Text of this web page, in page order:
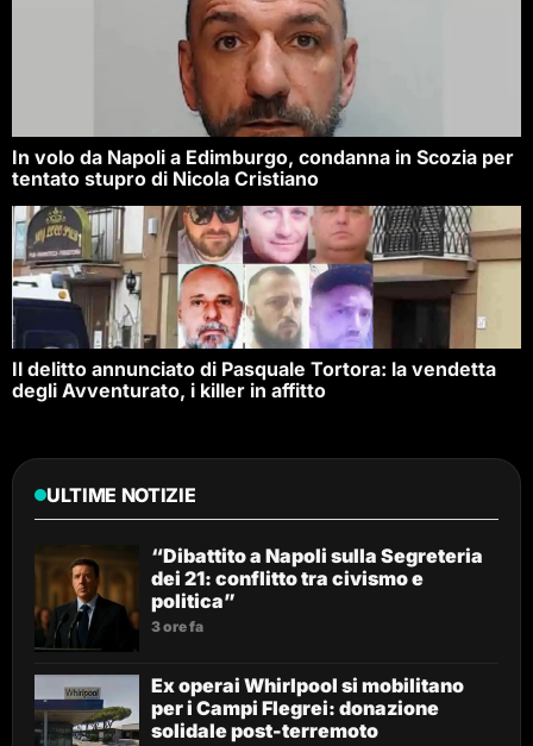
In volo da Napoli a Edimburgo, condanna in Scozia per
tentato stupro di Nicola Cristiano
Il delitto annunciato di Pasquale Tortora: la vendetta
degli Avventurato, i killer in affitto
ULTIME NOTIZIE
“Dibattito a Napoli sulla Segreteria
dei 21: conflitto tra civismo e
politica”
3 ore fa
Ex operai Whirlpool si mobilitano
per i Campi Flegrei: donazione
solidale post-terremoto